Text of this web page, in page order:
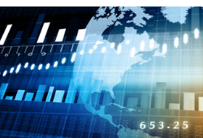
Anmelden